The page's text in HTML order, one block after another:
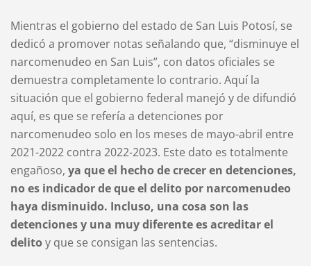
Mientras el gobierno del estado de San Luis Potosí, se
dedicó a promover notas señalando que, “disminuye el
narcomenudeo en San Luis”, con datos oficiales se
demuestra completamente lo contrario. Aquí la
situación que el gobierno federal manejó y de difundió
aquí, es que se refería a detenciones por
narcomenudeo solo en los meses de mayo-abril entre
2021-2022 contra 2022-2023. Este dato es totalmente
engañoso, ya que el hecho de crecer en detenciones,
no es indicador de que el delito por narcomenudeo
haya disminuido. Incluso, una cosa son las
detenciones y una muy diferente es acreditar el
delitoy que se consigan las sentencias.